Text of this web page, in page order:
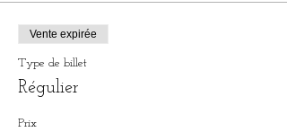
Vente expirée
Type de billet
Régulier
Prix